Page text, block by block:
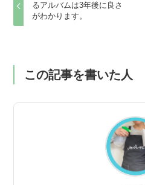
るアルバムは3年後に良さ
がわかります。
この記事を書いた人